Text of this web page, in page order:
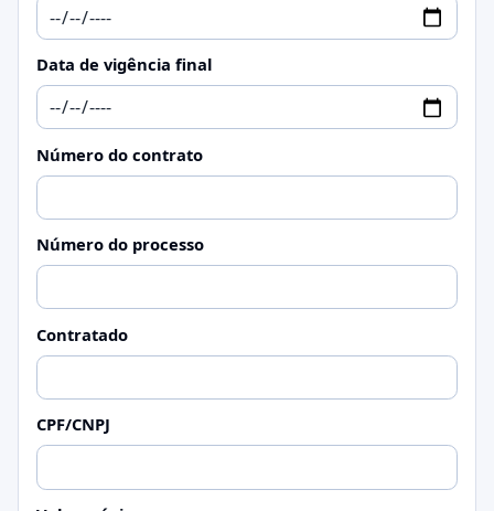
Data de vigência final
Número do contrato
Número do processo
Contratado
CPF/CNPJ